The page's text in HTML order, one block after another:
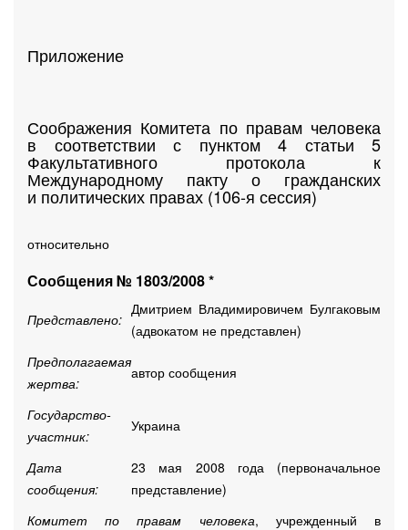
Приложение
Соображения Комитета по правам человека
в соответствии с пунктом 4 статьи 5
Факультативного протокола к
Международному пакту о гражданских
и политических правах (106-я сессия)
относительно
Сообщения № 1803/2008 *
Представлено:
Дмитрием Владимировичем Булгаковым
(адвокатом не представлен)
Предполагаемая
жертва:
автор сообщения
Государство-
участник:
Украина
Дата
сообщения:
23 мая 2008 года (первоначальное
представление)
Комитет по правам человека, учрежденный в